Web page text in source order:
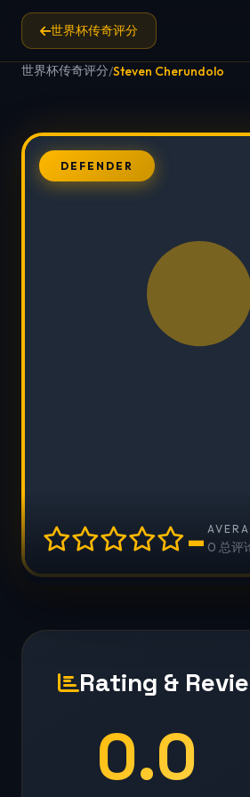
世界杯传奇评分
世界杯传奇评分/Steven Cherundolo
DEFENDER
- 0 总评
Rating &
0.0